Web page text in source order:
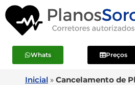
Whats Preços
Inicial » Cancelamento de